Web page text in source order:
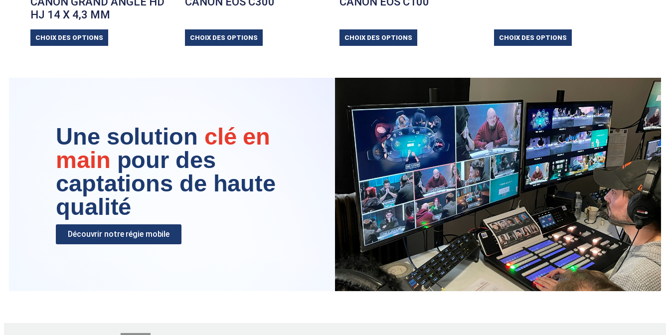
HJ 14 X 4,3 MM
CHOIX DES OPTIONS CHOIX DES OPTIONS CHOIX DES OPTIONS CHOIX DES OPTIONS
Une solution clé en
main pour des
captations de haute
qualité
Découvrir notre régie mobile